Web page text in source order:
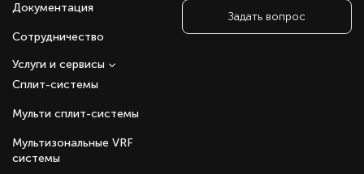
Режим «Турбо» позволяет быстро достичь
заданных параметров благодаря работе
вентилятора на высокой скорости.
комбинировать настенные блоки с
различными наружными блоками, создавая
идеально подходящую для вашего помещения.
Антибактериальный фильтр: очищает воздух от
аллергенов, вирусов и бактерий, выполняя
функцию «три в одном».
Документация
Сотрудничество
Сплит-системы
Мульти сплит-системы
Мультизональные VRF
системы
Услуги и сервисы
Задать вопрос